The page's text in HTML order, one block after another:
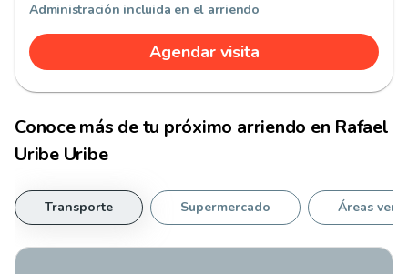
Administración incluida en el arriendo
Agendar visita
Conoce más de tu próximo arriendo en Rafael
Uribe Uribe
Transporte Supermercado Áreas